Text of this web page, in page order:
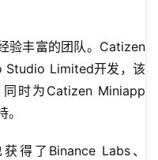
验丰富的团队。Catizen
Studio Limited开发，该
时为Catizen Miniapp
得了Binance Labs、